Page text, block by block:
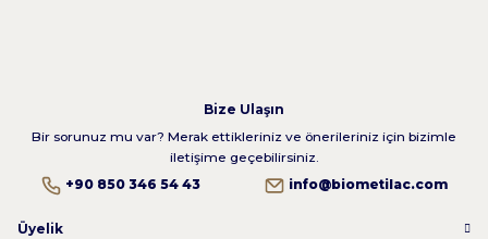
Bize Ulaşın
Bir sorunuz mu var? Merak ettikleriniz ve önerileriniz için bizimle
iletişime geçebilirsiniz.
+90 850 346 54 43
info@biometilac.com
Üyelik